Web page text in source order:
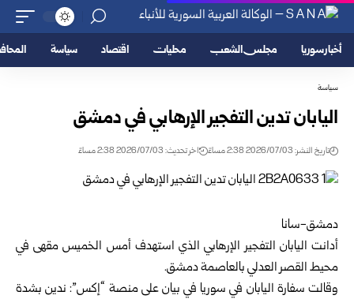
أخبار سوريا مجلس الشعب محليات اقتصاد سياسة
سياسة
اليابان تدين التفجير الإرهابي في دمشق
تاريخ النشر: 2026/07/03 2:38 مساءً اخر تحديث: 2026/07/03 2:38 مساءً
دمشق-سانا
أدانت اليابان التفجير الإرهابي الذي استهدف أمس الخميس مقهى في
محيط القصر العدلي بالعاصمةدمشق.
وقالت سفارة اليابان في سوريا في بيان على منصة “إكس”: ندين بشدة